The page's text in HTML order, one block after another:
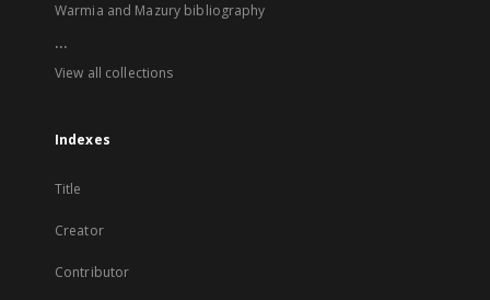
Warmia and Mazury bibliography
...
View all collections
Indexes
Title
Creator
Contributor